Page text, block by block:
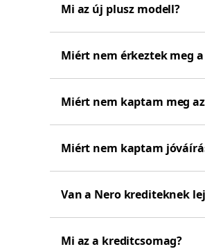
Mi az új plusz modell?
Miért nem érkeztek meg
Miért nem kaptam meg
Miért nem kaptam
Van a Nero krediteknek
Mi az a kreditcsomag?